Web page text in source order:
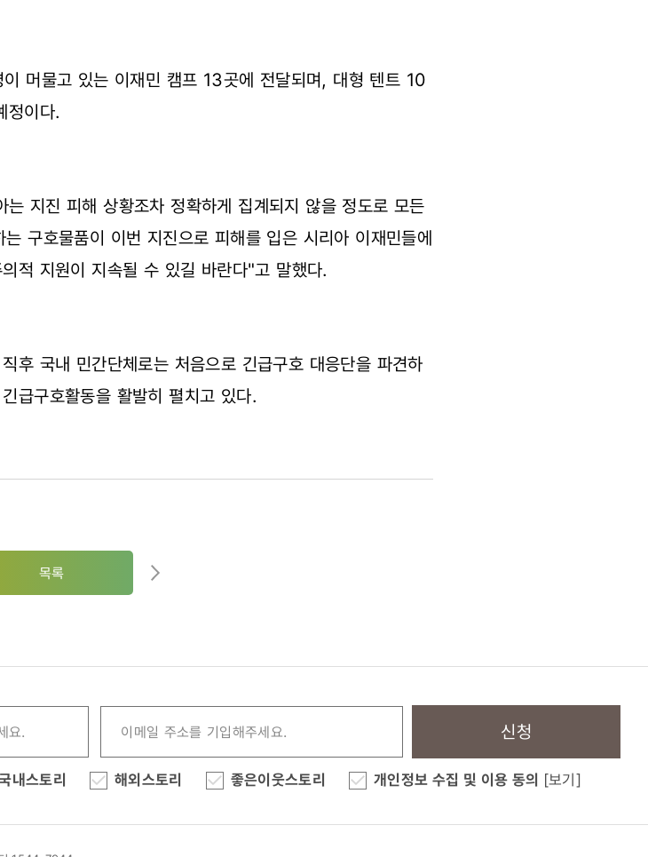
머물고 있는 이재민 캠프 13곳에 전달되며, 대형 텐트 10
정이다.
지진 피해 상황조차 정확하게 집계되지 않을 정도로 모든
구호물품이 이번 지진으로 피해를 입은 시리아 이재민들에
적 지원이 지속될 수 있길 바란다"고 말했다.
후 국내 민간단체로는 처음으로 긴급구호 대응단을 파견하
급구호활동을 활발히 펼치고 있다.
목록
신청
내스토리 해외스토리 좋은이웃스토리 개인정보 수집 및 이용 동의 [보기]